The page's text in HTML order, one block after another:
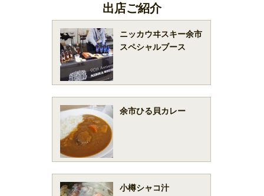
出店ご紹介
ニッカウヰスキー余市
スペシャルブース
余市ひる貝カレー
小樽シャコ汁